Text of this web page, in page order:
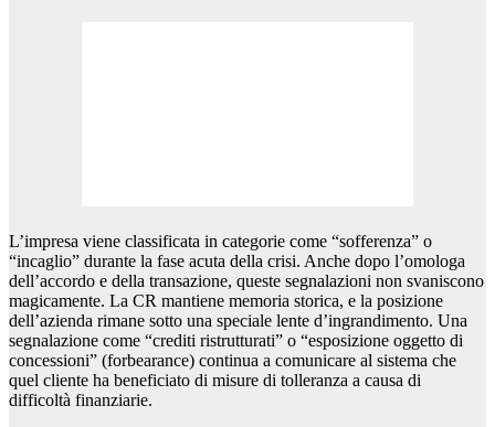
L’impresa viene classificata in categorie come “sofferenza” o
“incaglio” durante la fase acuta della crisi. Anche dopo l’omologa
dell’accordo e della transazione, queste segnalazioni non svaniscono
magicamente. La CR mantiene memoria storica, e la posizione
dell’azienda rimane sotto una speciale lente d’ingrandimento. Una
segnalazione come “crediti ristrutturati” o “esposizione oggetto di
concessioni” (forbearance) continua a comunicare al sistema che
quel cliente ha beneficiato di misure di tolleranza a causa di
difficoltà finanziarie.